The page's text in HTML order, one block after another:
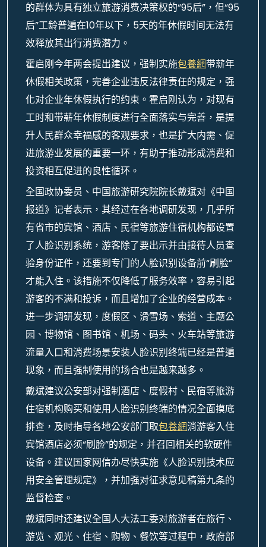
的群体为具有独立旅游消费决策权的“95后”，但“95
后”工龄普遍在10年以下，5天的年休假时间无法有
效释放其出行消费潜力。
霍启刚今年两会提出建议，强制实施包養網带薪年
休假相关政策，完善企业违反法律责任的规定，强
化对企业年休假执行的约束。霍启刚认为，对现有
工时和带薪年休假制度进行全面落实与完善，是提
升人民群众幸福感的客观要求，也是扩大内需、促
进旅游业发展的重要一环，有助于推动形成消费和
投资相互促进的良性循环。
全国政协委员、中国旅游研究院院长戴斌对《中国
报道》记者表示，其经过在各地调研发现，几乎所
有省市的宾馆、酒店、民宿等旅游住宿机构都设置
了人脸识别系统，游客除了要出示并由接待人员查
验身份证件，还要到专门的人脸识别设备前“刷脸”
才能入住。该措施不仅降低了服务效率，容易引起
游客的不满和投诉，而且增加了企业的经营成本。
进一步调研发现，度假区、滑雪场、索道、主题公
园、博物馆、图书馆、机场、码头、火车站等旅游
流量入口和消费场景安装人脸识别终端已经是普遍
现象，而且强制使用的场合也是越来越多。
戴斌建议公安部对强制酒店、度假村、民宿等旅游
住宿机构购买和使用人脸识别终端的情况全面摸底
排查，及时指导各地公安部门取包養網消游客入住
宾馆酒店必须“刷脸”的规定，并召回相关的软硬件
设备。建议国家网信办尽快实施《人脸识别技术应
用安全管理规定》，并加强对征求意见稿第九条的
监督检查。
戴斌同时还建议全国人大法工委对旅游者在旅行、
游览、观光、住宿、购物、餐饮等过程中，政府部